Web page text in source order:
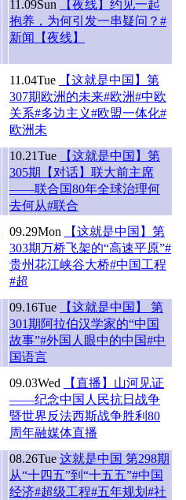
11.09Sun
【夜线】约见一起
抱养，为何引发一串疑问？#
新闻【夜线】
11.04Tue
【这就是中国】第
307期欧洲的未来#欧洲#中欧
关系#多边主义#欧盟一体化#
欧洲未
10.21Tue
【这就是中国】第
305期【对话】联大前主席
——联合国80年全球治理何
去何从#联合
09.29Mon
【这就是中国】第
303期万桥飞架的“高速平原”#
贵州花江峡谷大桥#中国工程
#超
09.16Tue
【这就是中国】 第
301期阿拉伯汉学家的“中国
故事”#外国人眼中的中国#中
国语言
09.03Wed
【直播】山河见证
——纪念中国人民抗日战争
暨世界反法西斯战争胜利80
周年融媒体直播
08.26Tue 这就是中国 第298期
从“十四五”到“十五五”#中国
经济#超级工程#五年规划#社